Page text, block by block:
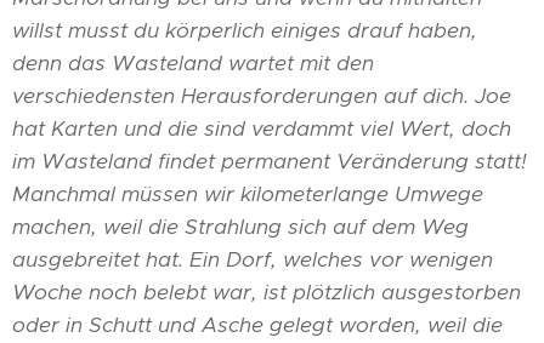
willst musst du körperlich einiges drauf haben,
denn das Wasteland wartet mit den
verschiedensten Herausforderungen auf dich. Joe
hat Karten und die sind verdammt viel Wert, doch
im Wasteland findet permanent Veränderung statt!
Manchmal müssen wir kilometerlange Umwege
machen, weil die Strahlung sich auf dem Weg
ausgebreitet hat. Ein Dorf, welches vor wenigen
Woche noch belebt war, ist plötzlich ausgestorben
oder in Schutt und Asche gelegt worden, weil die